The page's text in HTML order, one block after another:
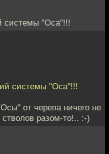
системы "Оса"!!!
системы "Оса"!!!
от черепа ничего не
разом-то!.. :-)